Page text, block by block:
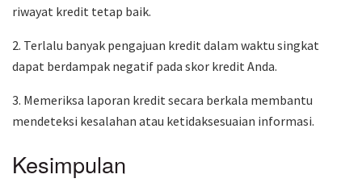
riwayat kredit tetap baik.
2. Terlalu banyak pengajuan kredit dalam waktu singkat
dapat berdampak negatif pada skor kredit Anda.
3. Memeriksa laporan kredit secara berkala membantu
mendeteksi kesalahan atau ketidaksesuaian informasi.
Kesimpulan